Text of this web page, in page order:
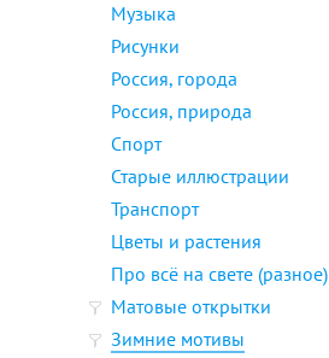
Музыка
Рисунки
Россия, города
Россия, природа
Спорт
Старые иллюстрации
Транспорт
Цветы и растения
Про всё на свете (разное)
Матовые открытки
Зимние мотивы